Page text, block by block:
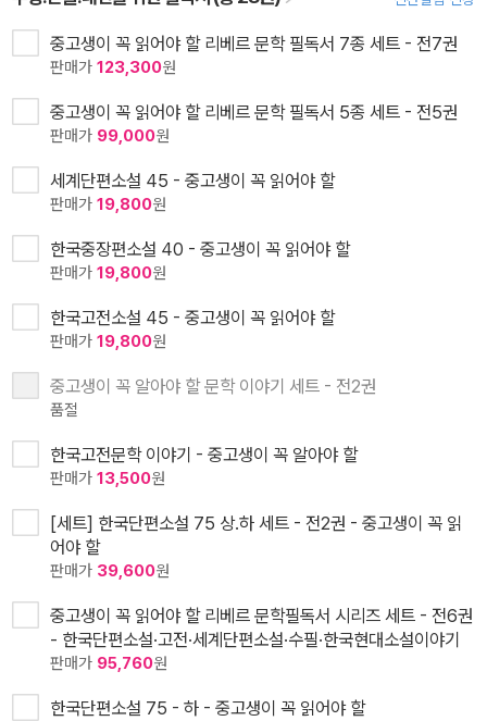
중고생이 꼭 읽어야 할 리베르 문학 필독서 7종 세트 - 전7권
판매가 123,300원
중고생이 꼭 읽어야 할 리베르 문학 필독서 5종 세트 - 전5권
판매가 99,000원
세계단편소설 45 - 중고생이 꼭 읽어야 할
판매가 19,800원
한국중장편소설 40 - 중고생이 꼭 읽어야 할
판매가 19,800원
한국고전소설 45 - 중고생이 꼭 읽어야 할
판매가 19,800원
중고생이 꼭 알아야 할 문학 이야기 세트 - 전2권
품절
한국고전문학 이야기 - 중고생이 꼭 알아야 할
판매가 13,500원
[세트] 한국단편소설 75 상.하 세트 - 전2권 - 중고생이 꼭 읽
어야 할
판매가 39,600원
중고생이 꼭 읽어야 할 리베르 문학필독서 시리즈 세트 - 전6권
- 한국단편소설·고전·세계단편소설·수필·한국현대소설이야기
판매가 95,760원
한국단편소설 75 - 하 - 중고생이 꼭 읽어야 할